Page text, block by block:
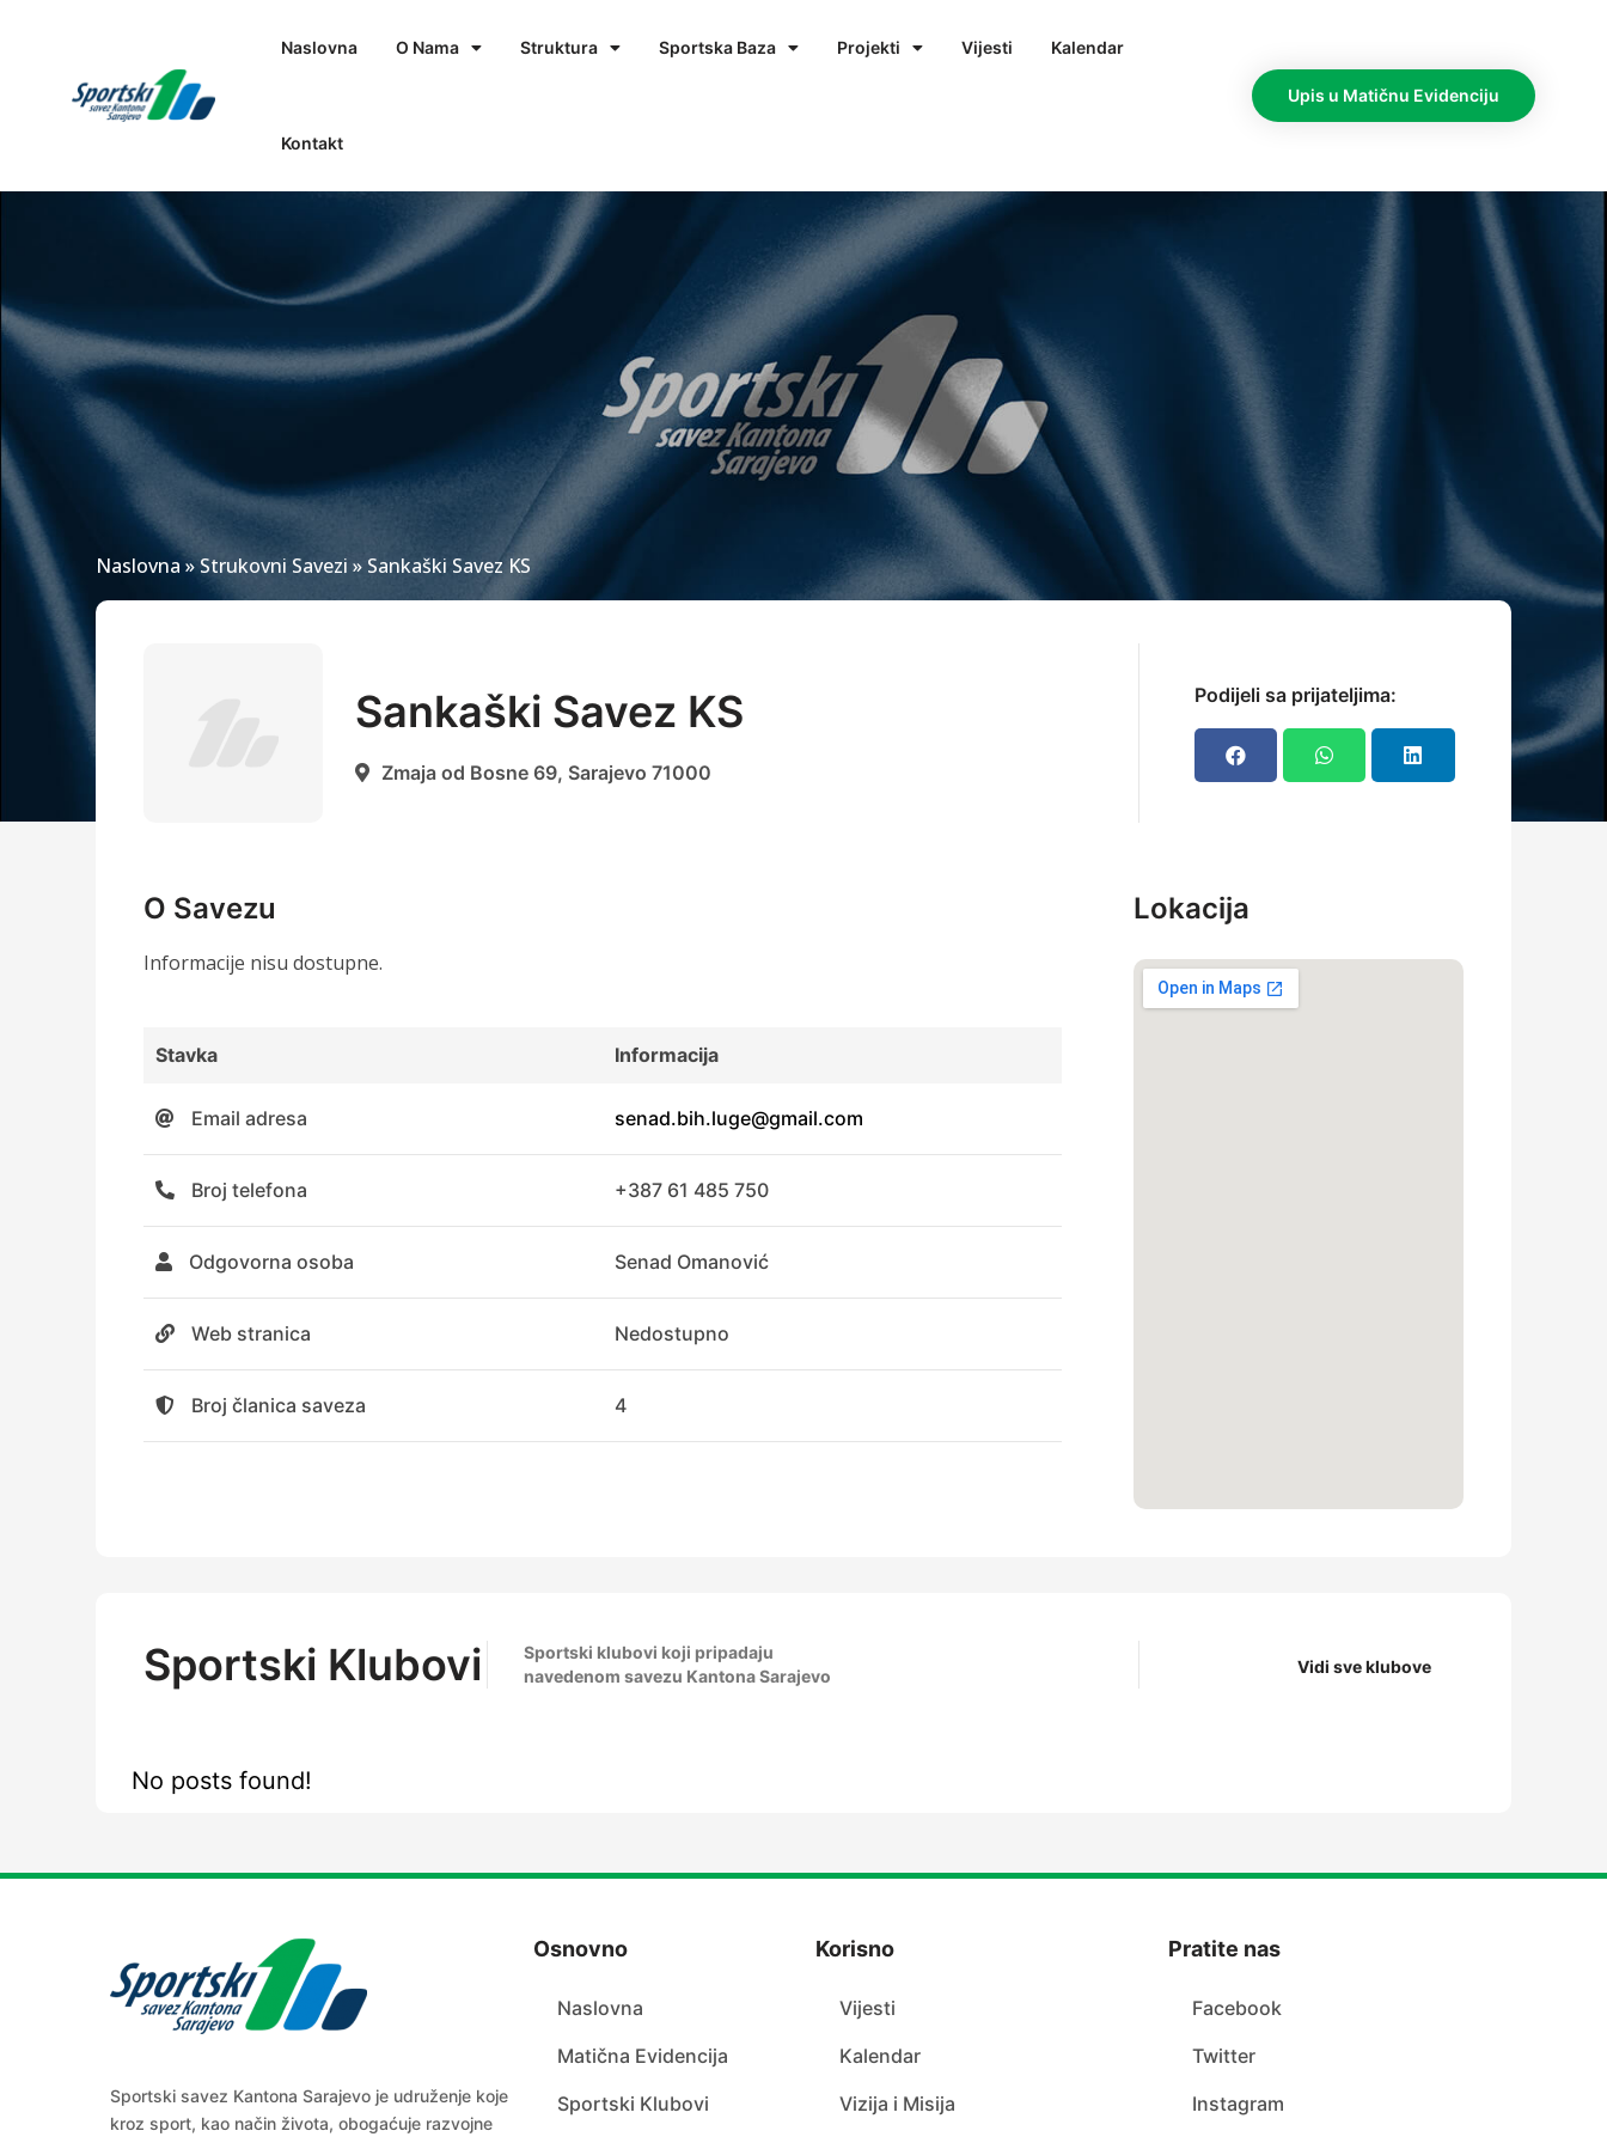
Naslovna O Nama Struktura Sportska Baza Projekti Vijesti Kalendar
Kontakt
Upis u Matičnu Evidenciju
Naslovna »Strukovni Savezi » Sankaški Savez KS
Sankaški Savez KS
Zmaja od Bosne 69, Sarajevo 71000
Podijeli sa prijateljima:
O Savezu
Informacije nisu dostupne.
Stavka Informacija
Email adresa senad.bih.luge@gmail.com
Broj telefona +387 61 485 750
Odgovorna osoba Senad Omanović
Web stranica Nedostupno
Broj članica saveza 4
Lokacija
Sportski Klubovi
Sportski klubovi koji pripadaju
navedenom savezu Kantona Sarajevo
Vidi sve klubove
No posts found!
Sportski savez Kantona Sarajevo je udruženje koje
kroz sport, kao način života, obogaćuje razvojne
Osnovno
Naslovna
Matična Evidencija
Sportski Klubovi
Korisno
Vijesti
Kalendar
Vizija i Misija
Pratite nas
Facebook
Twitter
Instagram